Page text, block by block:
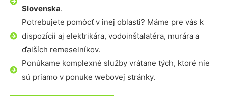
Slovenska.
Potrebujete pomôcť v inej oblasti? Máme pre vás k
dispozícii aj elektrikára, vodoinštalatéra, murára a
ďalších remeselníkov.
Ponúkame komplexné služby vrátane tých, ktoré nie
sú priamo v ponuke webovej stránky.